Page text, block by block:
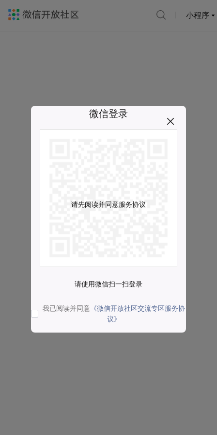
小程序
微信登录
请先阅读并同意服务协议
请使用微信扫一扫登录
我已阅读并同意 《微信开放社区交流专区服务协
议》